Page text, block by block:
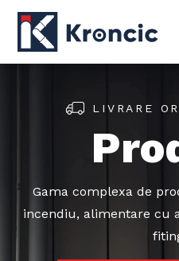
LIVRARE
Gama complexa de
incendiu, alimentare cu